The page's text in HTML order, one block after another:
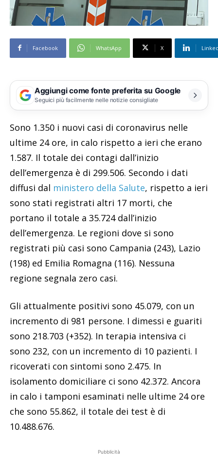
Facebook WhatsApp X
Aggiungi come fonte preferita su Google
Seguici più facilmente nelle notizie consigliate
Sono 1.350 i nuovi casi di coronavirus nelle
ultime 24 ore, in calo rispetto a ieri che erano
1.587. Il totale dei contagi dall’inizio
dell’emergenza è di 299.506. Secondo i dati
diffusi dal ministero della Salute, rispetto a ieri
sono stati registrati altri 17 morti, che
portano il totale a 35.724 dall’inizio
dell’emergenza. Le regioni dove si sono
registrati più casi sono Campania (243), Lazio
(198) ed Emilia Romagna (116). Nessuna
regione segnala zero casi.
Gli attualmente positivi sono 45.079, con un
incremento di 981 persone. I dimessi e guariti
sono 218.703 (+352). In terapia intensiva ci
sono 232, con un incremento di 10 pazienti. I
ricoverati con sintomi sono 2.475. In
isolamento domiciliare ci sono 42.372. Ancora
in calo i tamponi esaminati nelle ultime 24 ore
che sono 55.862, il totale dei test è di
10.488.676.
Pubblicità